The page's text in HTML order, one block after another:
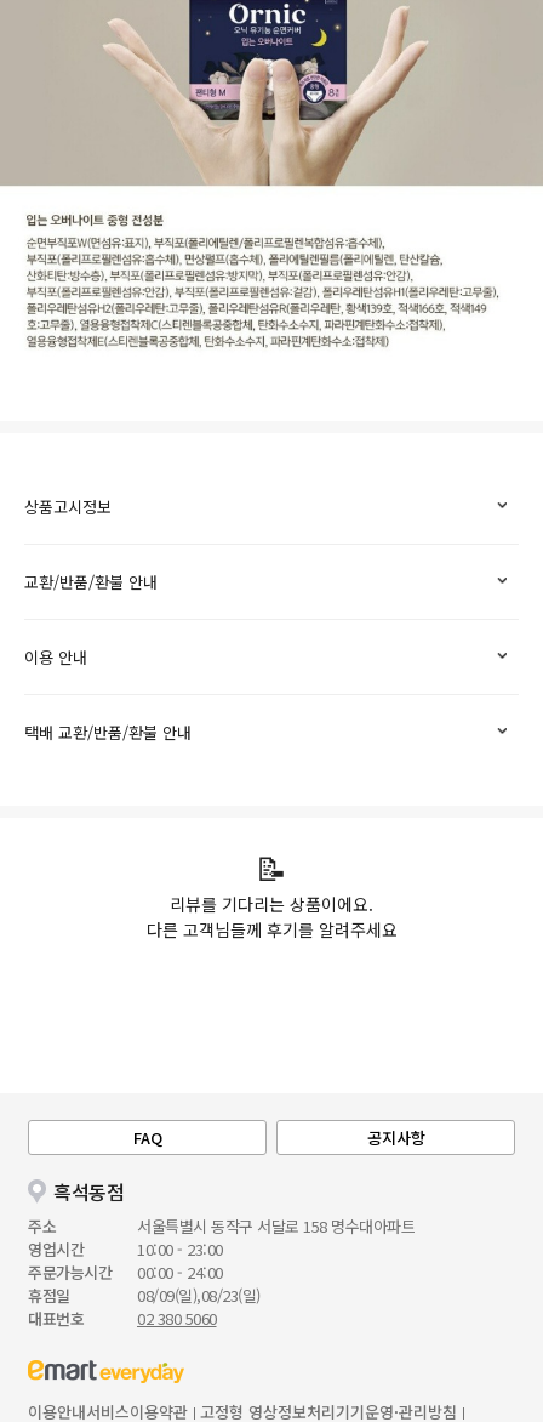
상품고시정보
교환/반품/환불 안내
이용 안내
택배 교환/반품/환불 안내
📝
리뷰를 기다리는 상품이에요.
다른 고객님들께 후기를 알려주세요
FAQ 공지사항
흑석동점
주소
서울특별시 동작구 서달로 158 명수대아파트
영업시간
10:00 - 23:00
주문가능시간
00:00 - 24:00
휴점일
08/09(일),08/23(일)
대표번호
02 380 5060
이용안내서비스이용약관 고정형 영상정보처리기기운영·관리방침